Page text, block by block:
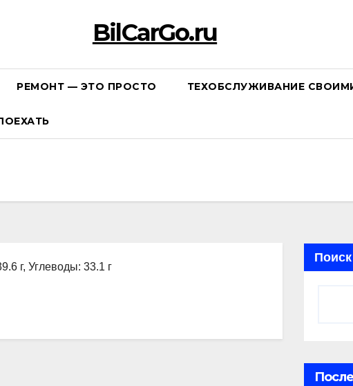
BilCarGo.ru
РЕМОНТ — ЭТО ПРОСТО ТЕХОБСЛУЖИВАНИЕ
г, Углеводы: 33.1 г
Поиск